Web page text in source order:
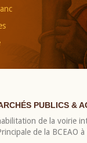
PUBLICS &
de la voirie
de la BCEAO à